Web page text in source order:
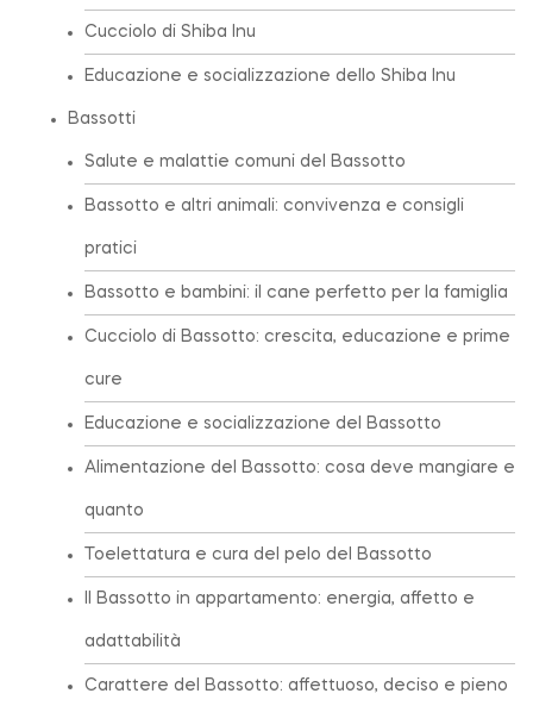
Cucciolo di Shiba Inu
Educazione e socializzazione dello Shiba Inu
Bassotti
Salute e malattie comuni del Bassotto
Bassotto e altri animali: convivenza e consigli
pratici
Bassotto e bambini: il cane perfetto per la famiglia
Cucciolo di Bassotto: crescita, educazione e prime
cure
Educazione e socializzazione del Bassotto
Alimentazione del Bassotto: cosa deve mangiare e
quanto
Toelettatura e cura del pelo del Bassotto
Il Bassotto in appartamento: energia, affetto e
adattabilità
Carattere del Bassotto: affettuoso, deciso e pieno